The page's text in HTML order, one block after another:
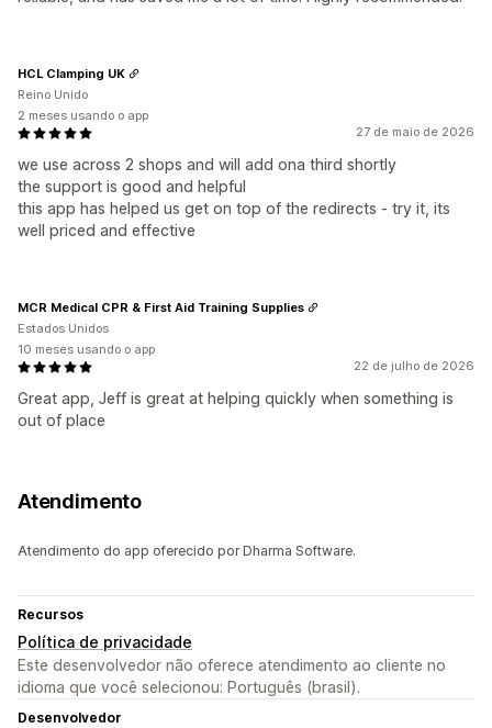
27 de maio de 2026
we use across 2 shops and will add ona third shortly
the support is good and helpful
this app has helped us get on top of the redirects - try it, its
well priced and effective
HCL Clamping UK
Reino Unido
2 meses usando o app
22 de julho de 2026
Great app, Jeff is great at helping quickly when something is
out of place
MCR Medical CPR & First Aid Training Supplies
Estados Unidos
10 meses usando o app
Atendimento
Atendimento do app oferecido por Dharma Software.
Recursos
Política de privacidade
Este desenvolvedor não oferece atendimento ao cliente no
idioma que você selecionou: Português (brasil).
Desenvolvedor